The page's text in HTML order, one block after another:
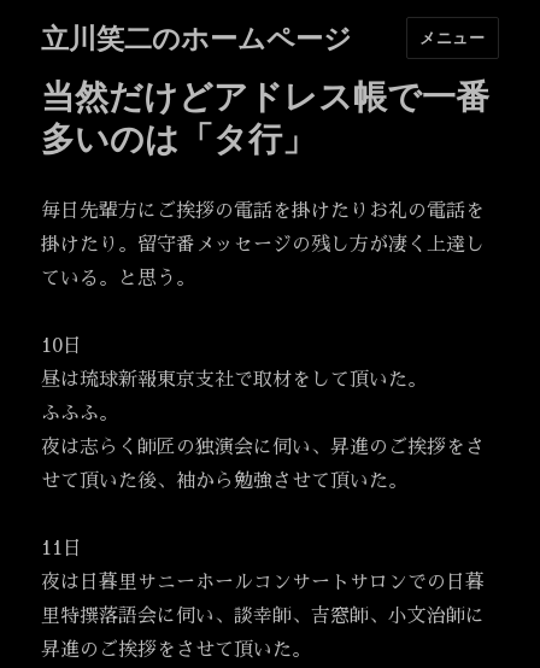
立川笑二のホームページ メニュー
当然だけどアドレス帳で一番
多いのは「タ行」
毎日先輩方にご挨拶の電話を掛けたりお礼の電話を
掛けたり。留守番メッセージの残し方が凄く上達し
ている。と思う。
10日
昼は琉球新報東京支社で取材をして頂いた。
ふふふ。
夜は志らく師匠の独演会に伺い、昇進のご挨拶をさ
せて頂いた後、袖から勉強させて頂いた。
11日
夜は日暮里サニーホールコンサートサロンでの日暮
里特撰落語会に伺い、談幸師、吉窓師、小文治師に
昇進のご挨拶をさせて頂いた。